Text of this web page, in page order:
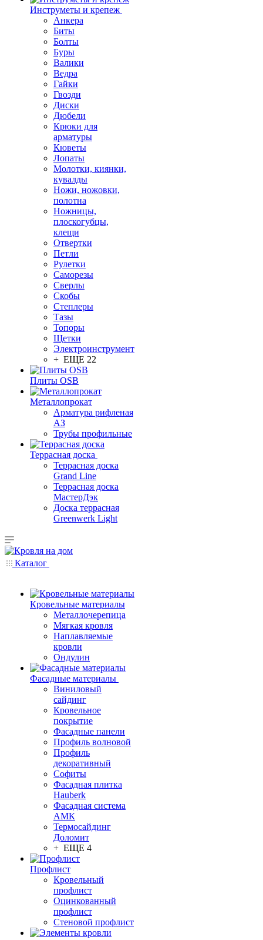
Инструметы и крепеж
Анкера
Биты
Болты
Буры
Валики
Ведра
Гайки
Гвозди
Диски
Дюбели
Крюки для
арматуры
Кюветы
Лопаты
Молотки, киянки,
кувалды
Ножи, ножовки,
полотна
Ножницы,
плоскогубцы,
клещи
Отвертки
Петли
Рулетки
Саморезы
Сверлы
Скобы
Степлеры
Тазы
Топоры
Щетки
Электроинструмент
+ ЕЩЕ 22
Плиты OSB
Металлопрокат
Арматура рифленая
АЗ
Трубы профильные
Террасная доска
Террасная доска
Grand Line
Террасная доска
МастерДэк
Доска террасная
Greenwerk Light
Каталог
Кровельные материалы
Металлочерепица
Мягкая кровля
Наплавляемые
кровли
Ондулин
Фасадные материалы
Виниловый
сайдинг
Кровельное
покрытие
Фасадные панели
Профиль волновой
Профиль
декоративный
Софиты
Фасадная плитка
Hauberk
Фасадная система
АМК
Термосайдинг
Доломит
+ ЕЩЕ 4
Профлист
Кровельный
профлист
Оцинкованный
профлист
Стеновой профлист